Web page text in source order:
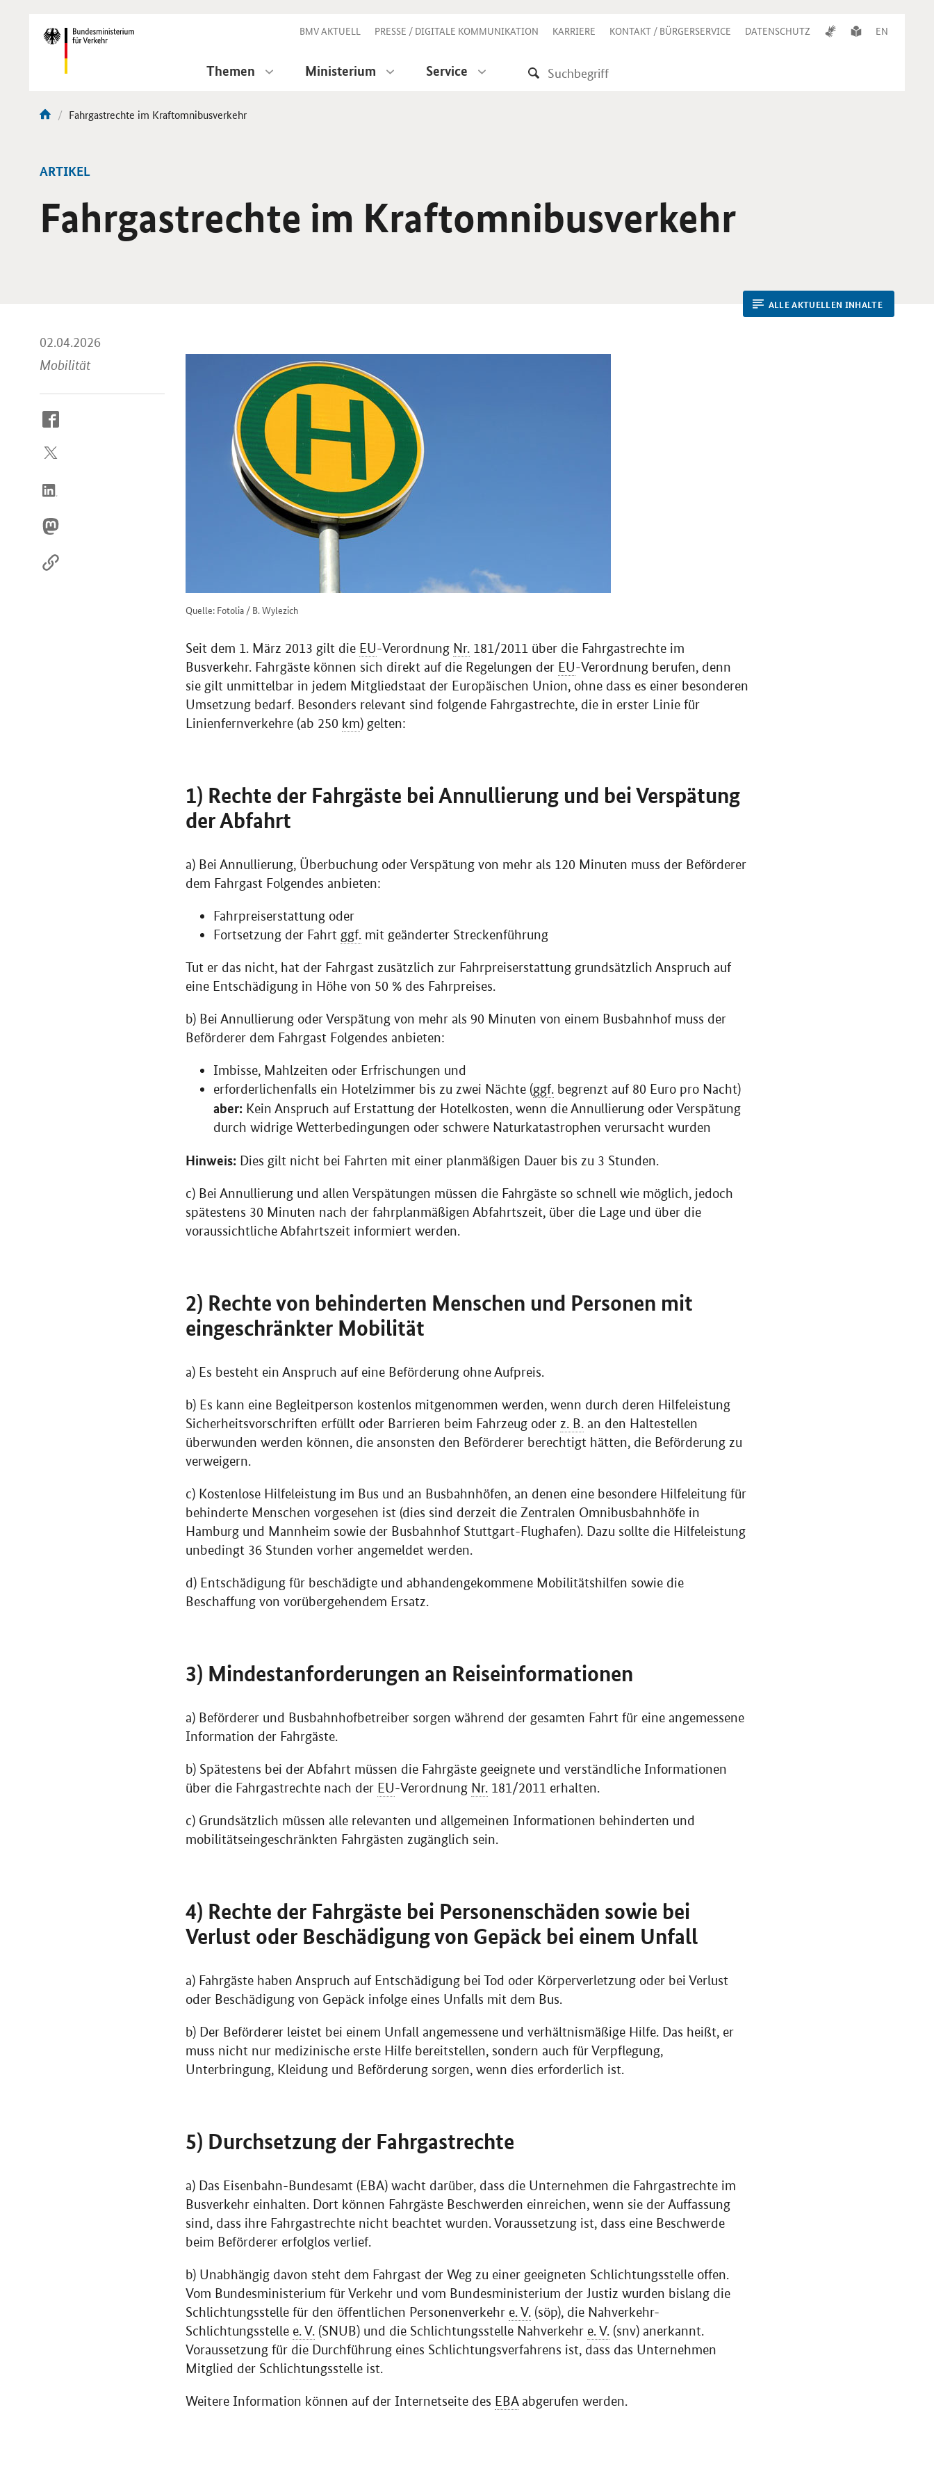
Navigation BMV AKTUELL PRESSE / DIGITALE KOMMUNIKATION KARRIERE KONTAKT / BÜRGERSERVICE DATENSCHUTZ EN
Themen Ministerium Service
Aktuelle
Fahrgastrechte im Kraftomnibusverkehr
ARTIKEL
Fahrgastrechte im Kraftomnibusverkehr
ALLE AKTUELLEN INHALTE
02.04.2026
Mobilität
So
Sie
Internet
Quelle: Fotolia / B. Wylezich
Seit dem 1. März 2013 gilt die EU-Verordnung Nr. 181/2011 über die Fahrgastrechte im
Busverkehr. Fahrgäste können sich direkt auf die Regelungen der EU-Verordnung berufen, denn
sie gilt unmittelbar in jedem Mitgliedstaat der Europäischen Union, ohne dass es einer besonderen
Umsetzung bedarf. Besonders relevant sind folgende Fahrgastrechte, die in erster Linie für
Linienfernverkehre (ab 250 km) gelten:
1) Rechte der Fahrgäste bei Annullierung und bei Verspätung
der Abfahrt
a) Bei Annullierung, Überbuchung oder Verspätung von mehr als 120 Minuten muss der Beförderer
dem Fahrgast Folgendes anbieten:
Fahrpreiserstattung oder
Fortsetzung der Fahrt ggf. mit geänderter Streckenführung
Tut er das nicht, hat der Fahrgast zusätzlich zur Fahrpreiserstattung grundsätzlich Anspruch auf
eine Entschädigung in Höhe von 50 % des Fahrpreises.
b) Bei Annullierung oder Verspätung von mehr als 90 Minuten von einem Busbahnhof muss der
Beförderer dem Fahrgast Folgendes anbieten:
Imbisse, Mahlzeiten oder Erfrischungen und
erforderlichenfalls ein Hotelzimmer bis zu zwei Nächte (ggf. begrenzt auf 80 Euro pro Nacht)
aber: Kein Anspruch auf Erstattung der Hotelkosten, wenn die Annullierung oder Verspätung
durch widrige Wetterbedingungen oder schwere Naturkatastrophen verursacht wurden
Hinweis: Dies gilt nicht bei Fahrten mit einer planmäßigen Dauer bis zu 3 Stunden.
c) Bei Annullierung und allen Verspätungen müssen die Fahrgäste so schnell wie möglich, jedoch
spätestens 30 Minuten nach der fahrplanmäßigen Abfahrtszeit, über die Lage und über die
voraussichtliche Abfahrtszeit informiert werden.
2) Rechte von behinderten Menschen und Personen mit
eingeschränkter Mobilität
a) Es besteht ein Anspruch auf eine Beförderung ohne Aufpreis.
b) Es kann eine Begleitperson kostenlos mitgenommen werden, wenn durch deren Hilfeleistung
Sicherheitsvorschriften erfüllt oder Barrieren beim Fahrzeug oder z. B. an den Haltestellen
überwunden werden können, die ansonsten den Beförderer berechtigt hätten, die Beförderung zu
verweigern.
c) Kostenlose Hilfeleistung im Bus und an Busbahnhöfen, an denen eine besondere Hilfeleitung für
behinderte Menschen vorgesehen ist (dies sind derzeit die Zentralen Omnibusbahnhöfe in
Hamburg und Mannheim sowie der Busbahnhof Stuttgart-Flughafen). Dazu sollte die Hilfeleistung
unbedingt 36 Stunden vorher angemeldet werden.
d) Entschädigung für beschädigte und abhandengekommene Mobilitätshilfen sowie die
Beschaffung von vorübergehendem Ersatz.
3) Mindestanforderungen an Reiseinformationen
a) Beförderer und Busbahnhofbetreiber sorgen während der gesamten Fahrt für eine angemessene
Information der Fahrgäste.
b) Spätestens bei der Abfahrt müssen die Fahrgäste geeignete und verständliche Informationen
über die Fahrgastrechte nach der EU-Verordnung Nr. 181/2011 erhalten.
c) Grundsätzlich müssen alle relevanten und allgemeinen Informationen behinderten und
mobilitätseingeschränkten Fahrgästen zugänglich sein.
4) Rechte der Fahrgäste bei Personenschäden sowie bei
Verlust oder Beschädigung von Gepäck bei einem Unfall
a) Fahrgäste haben Anspruch auf Entschädigung bei Tod oder Körperverletzung oder bei Verlust
oder Beschädigung von Gepäck infolge eines Unfalls mit dem Bus.
b) Der Beförderer leistet bei einem Unfall angemessene und verhältnismäßige Hilfe. Das heißt, er
muss nicht nur medizinische erste Hilfe bereitstellen, sondern auch für Verpflegung,
Unterbringung, Kleidung und Beförderung sorgen, wenn dies erforderlich ist.
5) Durchsetzung der Fahrgastrechte
a) Das Eisenbahn-Bundesamt (EBA) wacht darüber, dass die Unternehmen die Fahrgastrechte im
Busverkehr einhalten. Dort können Fahrgäste Beschwerden einreichen, wenn sie der Auffassung
sind, dass ihre Fahrgastrechte nicht beachtet wurden. Voraussetzung ist, dass eine Beschwerde
beim Beförderer erfolglos verlief.
b) Unabhängig davon steht dem Fahrgast der Weg zu einer geeigneten Schlichtungsstelle offen.
Vom Bundesministerium für Verkehr und vom Bundesministerium der Justiz wurden bislang die
Schlichtungsstelle für den öffentlichen Personenverkehr e. V. (söp), die Nahverkehr-
Schlichtungsstelle e. V. (SNUB) und die Schlichtungsstelle Nahverkehr e. V. (snv) anerkannt.
Voraussetzung für die Durchführung eines Schlichtungsverfahrens ist, dass das Unternehmen
Mitglied der Schlichtungsstelle ist.
Weitere Information können auf der Internetseite des EBAabgerufen werden.